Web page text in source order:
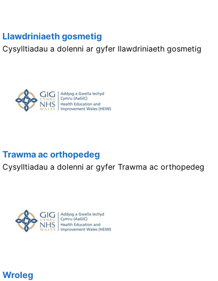
Llawdriniaeth gosmetig
Cysylltiadau a dolenni ar gyfer llawdriniaeth gosmetig
Trawma ac orthopedeg
Cysylltiadau a dolenni ar gyfer Trawma ac orthopedeg
Wroleg